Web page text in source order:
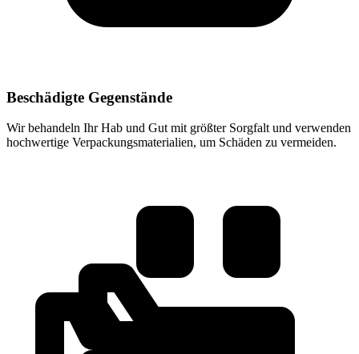
Beschädigte Gegenstände
Wir behandeln Ihr Hab und Gut mit größter Sorgfalt und verwenden
hochwertige Verpackungsmaterialien, um Schäden zu vermeiden.